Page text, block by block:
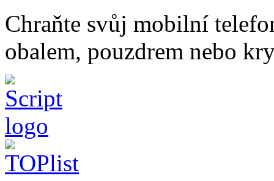
Chraňte svůj mobilní
obalem, pouzdrem nebo